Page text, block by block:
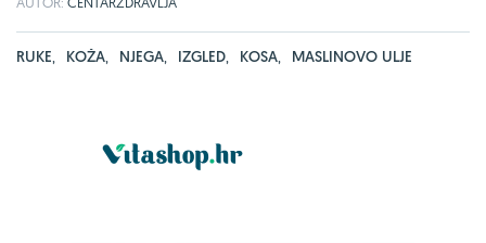
RUKE, KOŽA, NJEGA, IZGLED, KOSA, MASLINOVO ULJE